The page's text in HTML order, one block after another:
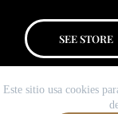
Este sitio usa cookies
SEE STORE